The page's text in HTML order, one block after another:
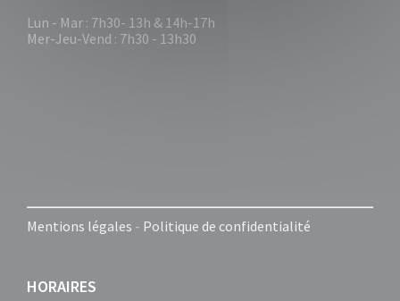
Lun - Mar : 7h30- 13h & 14h-17h
Mer-Jeu-Vend : 7h30 - 13h30
Mentions légales - Politique de confidentialité
HORAIRES